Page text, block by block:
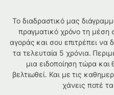
Το διαδραστικό μας
πραγματικό χρόνο τη μέση
αγοράς και σου επιτρέπει να
τα τελευταία 5 χρόνια.
μια ειδοποίηση τώρα
βελτιωθεί. Και με τις
χάνεις ποτέ